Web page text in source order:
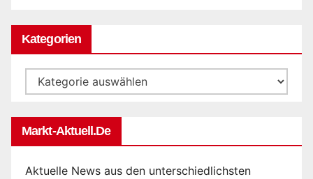
Kategorien
Kategorien
Markt-Aktuell.de
Aktuelle News aus den unterschiedlichsten